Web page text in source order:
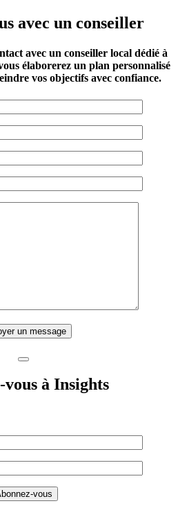
avec un conseiller
avec un conseiller local dédié à
élaborerez un plan personnalisé
vos objectifs avec confiance.
un message
vous à Insights
vous